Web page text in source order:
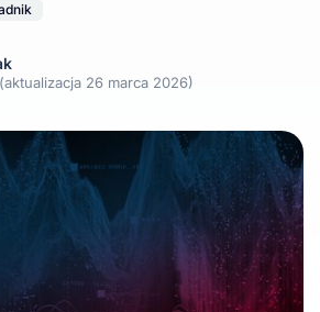
(aktualizacja 26 marca 2026)